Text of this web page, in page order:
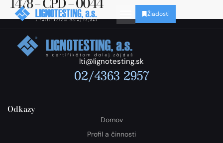
Žiadosti
lti@lignotesting.sk
02/4363 2957
Odkazy
Domov
Profil a činnosti